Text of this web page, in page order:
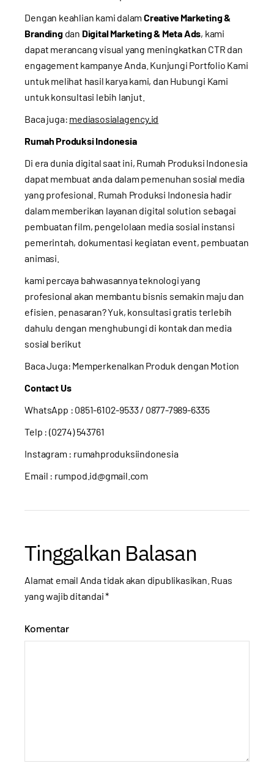
Dengan keahlian kami dalam Creative Marketing &
Brandingdan Digital Marketing & Meta Ads, kami
dapat merancang visual yang meningkatkan CTR dan
engagement kampanye Anda. Kunjungi Portfolio Kami
untuk melihat hasil karya kami, dan Hubungi Kami
untuk konsultasi lebih lanjut.
Baca juga: mediasosialagency.id
Rumah Produksi Indonesia
Di era dunia digital saat ini, Rumah Produksi Indonesia
dapat membuat anda dalam pemenuhan sosial media
yang profesional. Rumah Produksi Indonesia hadir
dalam memberikan layanan digital solution sebagai
pembuatan film, pengelolaan media sosial instansi
pemerintah, dokumentasi kegiatan event, pembuatan
animasi.
kami percaya bahwasannya teknologi yang
profesional akan membantu bisnis semakin maju dan
efisien. penasaran? Yuk, konsultasi gratis terlebih
dahulu dengan menghubungi di kontak dan media
sosial berikut
Baca Juga: Memperkenalkan Produk dengan Motion
Contact Us
WhatsApp : 0851-6102-9533/ 0877-7989-6335
Telp : (0274) 543761
Instagram : rumahproduksiindonesia
Email : rumpod.id@gmail.com
Tinggalkan Balasan
Alamat email Anda tidak akan dipublikasikan. Ruas
yang wajib ditandai*
Komentar